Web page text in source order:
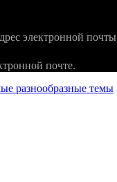
электронной почты
почте.
разнообразные темы